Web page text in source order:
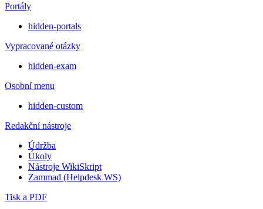
Portály
hidden-portals
Vypracované otázky
hidden-exam
Osobní menu
hidden-custom
Redakční nástroje
Údržba
Úkoly
Nástroje WikiSkript
Zammad (Helpdesk WS)
Tisk a PDF